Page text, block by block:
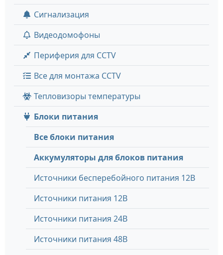
Сигнализация
Видеодомофоны
Периферия для CCTV
Все для монтажа CCTV
Тепловизоры температуры
Блоки питания
Все блоки питания
Аккумуляторы для блоков питания
Источники бесперебойного питания 12В
Источники питания 12В
Источники питания 24В
Источники питания 48В